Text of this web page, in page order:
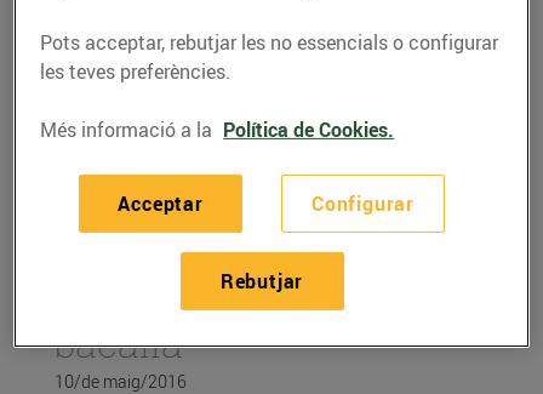
RECEPTES
Farcellets de carbassó
amb brandada de
bacallà
10/de maig/2016
Pots acceptar, rebutjar les no essencials o configurar
les teves preferències.
Més informació a la Política de Cookies.
Configurar
Rebutjar
Acceptar